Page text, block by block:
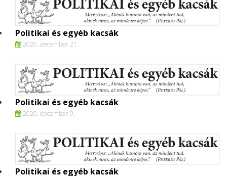
Politikai és egyéb kacsák
2020. december 21.
Politikai és egyéb kacsák
2020. december 9.
Politikai és egyéb kacsák